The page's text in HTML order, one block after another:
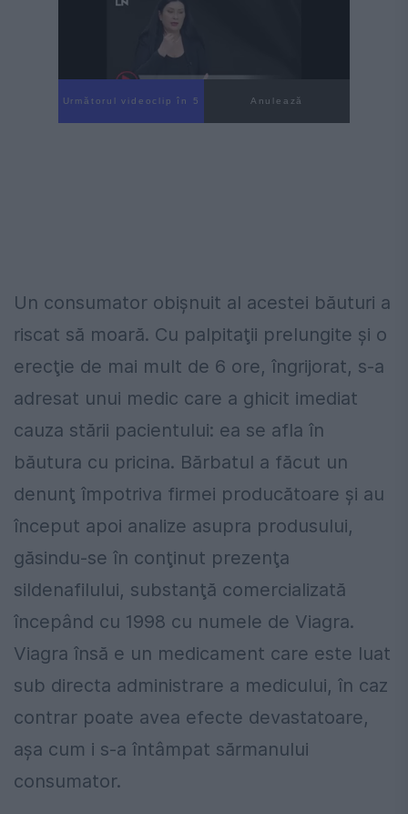
Următorul videoclip în 4 Anulează
Un consumator obişnuit al acestei băuturi a
riscat să moară. Cu palpitaţii prelungite şi o
erecţie de mai mult de 6 ore, îngrijorat, s-a
adresat unui medic care a ghicit imediat
cauza stării pacientului: ea se afla în
băutura cu pricina. Bărbatul a făcut un
denunţ împotriva firmei producătoare şi au
început apoi analize asupra produsului,
găsindu-se în conţinut prezenţa
sildenafilului, substanţă comercializată
începând cu 1998 cu numele de Viagra.
Viagra însă e un medicament care este luat
sub directa administrare a medicului, în caz
contrar poate avea efecte devastatoare,
aşa cum i s-a întâmpat sărmanului
consumator.